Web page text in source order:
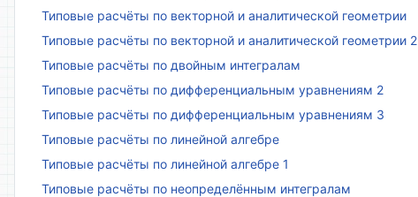
Типовые расчёты по векторной и аналитической геометрии
Типовые расчёты по векторной и аналитической геометрии 2
Типовые расчёты по двойным интегралам
Типовые расчёты по дифференциальным уравнениям 2
Типовые расчёты по дифференциальным уравнениям 3
Типовые расчёты по линейной алгебре
Типовые расчёты по линейной алгебре 1
Типовые расчёты по неопределённым интегралам